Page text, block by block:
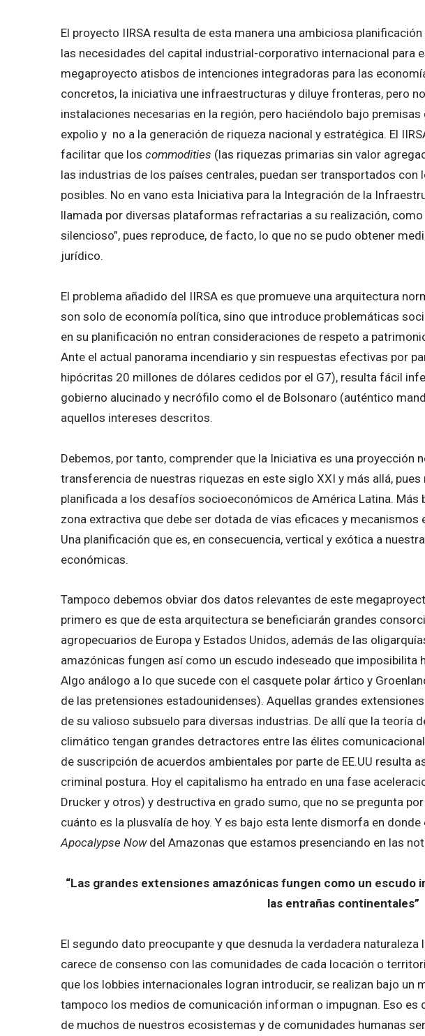
El proyecto IIRSA resulta de esta manera una ambiciosa
las necesidades del capital industrial-corporativo internacional para
megaproyecto atisbos de intenciones integradoras para las
concretos, la iniciativa une infraestructuras y diluye fronteras, pero
instalaciones necesarias en la región, pero haciéndolo bajo
expolio y no a la generación de riqueza nacional y estratégica. El
facilitar que los commodities (las riquezas primarias sin valor
las industrias de los países centrales, puedan ser transportados
posibles. No en vano esta Iniciativa para la Integración de la
llamada por diversas plataformas refractarias a su realización, como
silencioso”, pues reproduce, de facto, lo que no se pudo obtener
jurídico.
El problema añadido del IIRSA es que promueve una arquitectura
son solo de economía política, sino que introduce problemáticas
en su planificación no entran consideraciones de respeto a
Ante el actual panorama incendiario y sin respuestas efectivas por
hipócritas 20 millones de dólares cedidos por el G7), resulta fácil
gobierno alucinado y necrófilo como el de Bolsonaro (auténtico
aquellos intereses descritos.
Debemos, por tanto, comprender que la Iniciativa es una proyección
transferencia de nuestras riquezas en este siglo XXI y más allá,
planificada a los desafíos socioeconómicos de América Latina. Más
zona extractiva que debe ser dotada de vías eficaces y mecanismos
Una planificación que es, en consecuencia, vertical y exótica a
económicas.
Tampoco debemos obviar dos datos relevantes de este
primero es que de esta arquitectura se beneficiarán grandes
agropecuarios de Europa y Estados Unidos, además de las
amazónicas fungen así como un escudo indeseado que imposibilita
Algo análogo a lo que sucede con el casquete polar ártico y
de las pretensiones estadounidenses). Aquellas grandes
de su valioso subsuelo para diversas industrias. De allí que la teoría
climático tengan grandes detractores entre las élites
de suscripción de acuerdos ambientales por parte de EE.UU resulta
criminal postura. Hoy el capitalismo ha entrado en una fase
Drucker y otros) y destructiva en grado sumo, que no se pregunta
cuánto es la plusvalía de hoy. Y es bajo esta lente dismorfa en
Apocalypse Nowdel Amazonas que estamos presenciando en las
“Las grandes extensiones amazónicas fungen como un escudo
las entrañas continentales”
El segundo dato preocupante y que desnuda la verdadera naturaleza
carece de consenso con las comunidades de cada locación o
que los lobbies internacionales logran introducir, se realizan bajo
tampoco los medios de comunicación informan o impugnan. Eso es
de muchos de nuestros ecosistemas y de comunidades humanas